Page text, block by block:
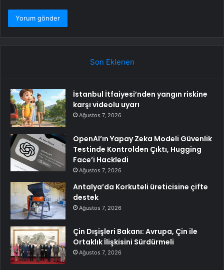
Son Eklenen
İstanbul İtfaiyesi’nden yangın riskine
karşı videolu uyarı
Ağustos 7, 2026
OpenAI’ın Yapay Zeka Modeli Güvenlik
Testinde Kontrolden Çıktı, Hugging
Face’i Hackledi
Ağustos 7, 2026
Antalya’da Korkuteli üreticisine çifte
destek
Ağustos 7, 2026
Çin Dışişleri Bakanı: Avrupa, Çin ile
Ortaklık İlişkisini Sürdürmeli
Ağustos 7, 2026